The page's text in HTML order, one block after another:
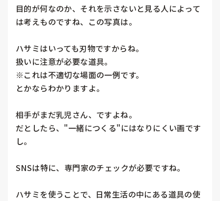
目的が何なのか、それを示さないと見る人によって
は考えものですね、この写真は。
ハサミはいっても刃物ですからね。
扱いに注意が必要な道具。
※これは不適切な場面の一例です。
とかならわかりますよ。
相手がまだ乳児さん、ですよね。
だとしたら、"一緒につくる"にはなりにくい画です
し。
SNSは特に、専門家のチェックが必要ですね。
ハサミを使うことで、日常生活の中にある道具の使